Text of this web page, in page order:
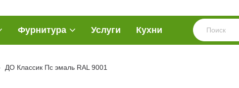
Фурнитура Услуги Кухни
ДО Классик Пс эмаль RAL 9001